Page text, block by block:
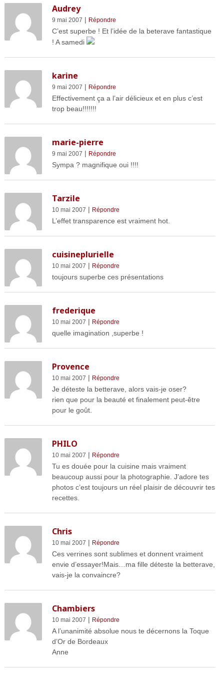
Audrey
9 mai 2007 | Répondre
C’est superbe ! Et l’idée de la beterave fantastique
! A samedi
karine
9 mai 2007 | Répondre
Effectivement ça a l’air délicieux et en plus c’est
trop beau!!!!!!!
marie-pierre
9 mai 2007 | Répondre
Sympa ? magnifique oui !!!!
Tarzile
10 mai 2007 | Répondre
L’effet transparence est vraiment hot.
cuisineplurielle
10 mai 2007 | Répondre
toujours superbe ces présentations
frederique
10 mai 2007 | Répondre
quelle imagination ,superbe !
Provence
10 mai 2007 | Répondre
Je déteste la betterave, alors vais-je oser?
rien que pour la beauté et finalement peut-être
pour le goût.
PHILO
10 mai 2007 | Répondre
Tu es douée pour la cuisine mais vraiment
beaucoup aussi pour la photographie. J’adore tes
photos c’est toujours un réel plaisir de découvrir tes
recettes.
Chris
10 mai 2007 | Répondre
Ces verrines sont sublimes et donnent vraiment
envie d’essayer!Mais…ma fille déteste la betterave,
vais-je la convaincre?
Chambiers
10 mai 2007 | Répondre
A l’unanimité absolue nous te décernons la Toque
d’Or de Bordeaux
Anne